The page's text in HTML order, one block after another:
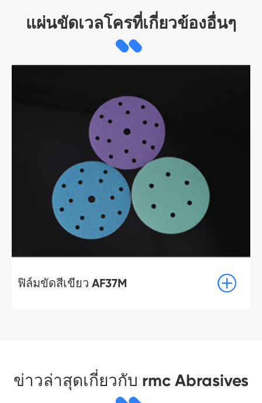
แผ่นขัดเวลโครที่เกี่ยวข้องอื่นๆ
ฟิล์มขัดสีเขียว AF37M 
ข่าวล่าสุดเกี่ยวกับ rmc Abrasives